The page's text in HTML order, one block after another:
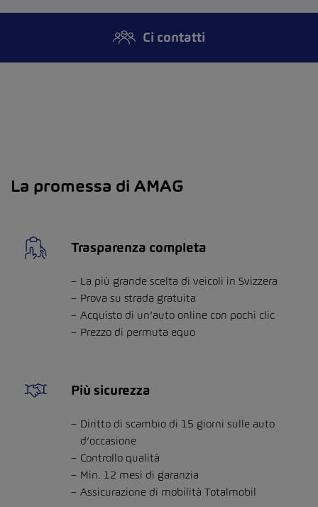
Ci contatti
La promessa di AMAG
Trasparenza completa
La più grande scelta di veicoli in Svizzera
Prova su strada gratuita
Acquisto di un’auto online con pochi clic
Prezzo di permuta equo
Più sicurezza
Diritto di scambio di 15 giorni sulle auto
d’occasione
Controllo qualità
Min. 12 mesi di garanzia
Assicurazione di mobilità Totalmobil